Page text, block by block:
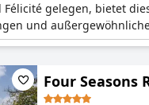
gelegen, bietet
und
Four Seasons